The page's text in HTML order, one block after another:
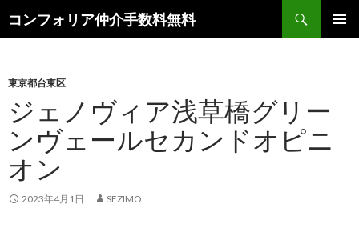
コンフォリア仲介手数料無料
索
ン
へ
ス
キ
ッ
東京都台東区
ジェノヴィア浅草橋グリー
ンヴェールセカンドオピニ
オン
2023年4月1日 SEZIMO